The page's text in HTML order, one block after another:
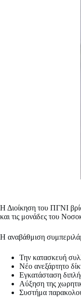
Η Διοίκηση του ΠΓΝΙ
και τις μονάδες του
Η αναβάθμιση
Την κατασκευή
Νέο ανεξάρτητο
Εγκατάσταση
Αύξηση της
Συστήμα